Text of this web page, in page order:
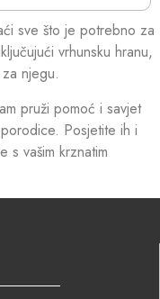
sve što je potrebno za
vrhunsku hranu,
njegu.
pruži pomoć i savjet
Posjetite ih i
s vašim krznatim